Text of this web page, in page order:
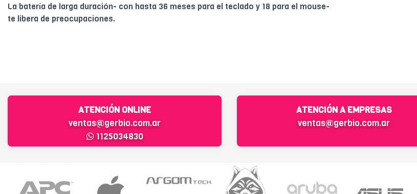
La batería de larga duración- con hasta 36 meses para el teclado y 18 para el mouse-
te libera de preocupaciones.
ATENCIÓN ONLINE
ventas@gerbio.com.ar
1125034830
ATENCIÓN A EMPRESAS
ventas@gerbio.com.ar